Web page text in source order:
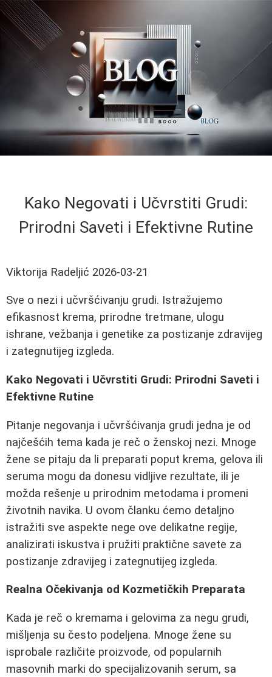
Kako Negovati i Učvrstiti Grudi:
Prirodni Saveti i Efektivne Rutine
Viktorija Radeljić 2026-03-21
Sve o nezi i učvršćivanju grudi. Istražujemo
efikasnost krema, prirodne tretmane, ulogu
ishrane, vežbanja i genetike za postizanje zdravijeg
i zategnutijeg izgleda.
Kako Negovati i Učvrstiti Grudi: Prirodni Saveti i
Efektivne Rutine
Pitanje negovanja i učvršćivanja grudi jedna je od
najčešćih tema kada je reč o ženskoj nezi. Mnoge
žene se pitaju da li preparati poput krema, gelova ili
seruma mogu da donesu vidljive rezultate, ili je
možda rešenje u prirodnim metodama i promeni
životnih navika. U ovom članku ćemo detaljno
istražiti sve aspekte nege ove delikatne regije,
analizirati iskustva i pružiti praktične savete za
postizanje zdravijeg i zategnutijeg izgleda.
Realna Očekivanja od Kozmetičkih Preparata
Kada je reč o kremama i gelovima za negu grudi,
mišljenja su često podeljena. Mnoge žene su
isprobale različite proizvode, od popularnih
masovnih marki do specijalizovanih serum, sa